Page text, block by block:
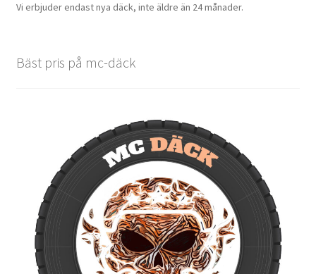
Vi erbjuder endast nya däck, inte äldre än 24 månader.
Bäst pris på mc-däck